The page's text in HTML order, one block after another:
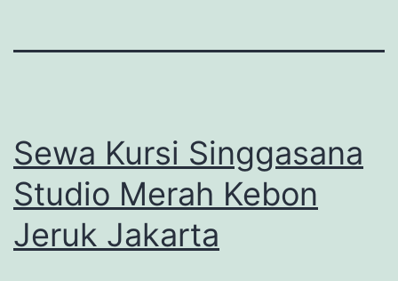
Sewa Kursi Singgasana
Studio Merah Kebon
Jeruk Jakarta